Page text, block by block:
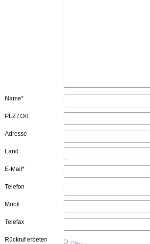
Name*
PLZ / Ort
Adresse
Land
E-Mail*
Telefon
Mobil
Telefax
Rückruf erbeten